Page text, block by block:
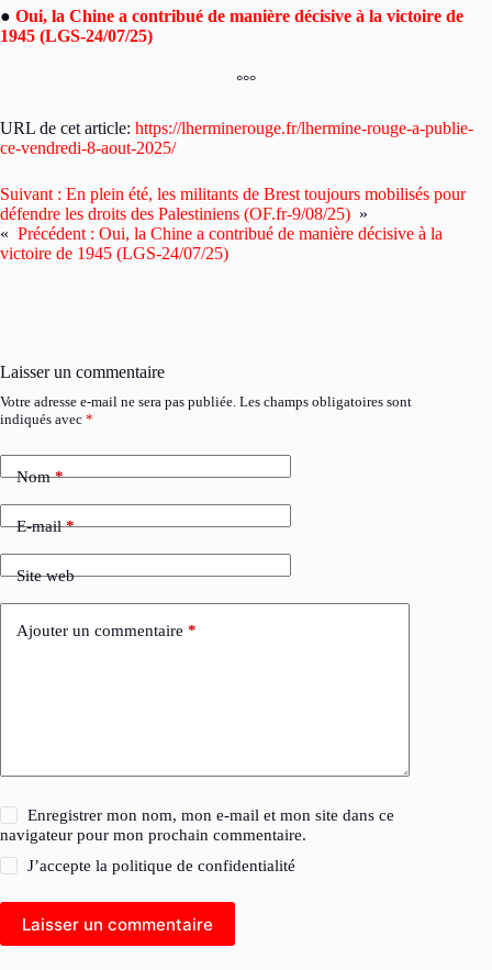
● Oui, la Chine a contribué de manière décisive à la victoire de
1945 (LGS-24/07/25)
°°°
URL de cet article: https://lherminerouge.fr/lhermine-rouge-a-publie-
ce-vendredi-8-aout-2025/
Suivant : En plein été, les militants de Brest toujours mobilisés pour
défendre les droits des Palestiniens (OF.fr-9/08/25) »
« Précédent : Oui, la Chine a contribué de manière décisive à la
victoire de 1945 (LGS-24/07/25)
Laisser un commentaire
Votre adresse e-mail ne sera pas publiée. Les champs obligatoires sont
indiqués avec *
Nom*
E-mail*
Site web
Ajouter un commentaire *
Enregistrer mon nom, mon e-mail et mon site dans ce
navigateur pour mon prochain commentaire.
J’accepte lapolitique de confidentialité
Laisser un commentaire